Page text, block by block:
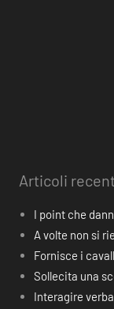
Articoli
I point che
A volte non si
Fornisce i
Sollecita una
Interagire